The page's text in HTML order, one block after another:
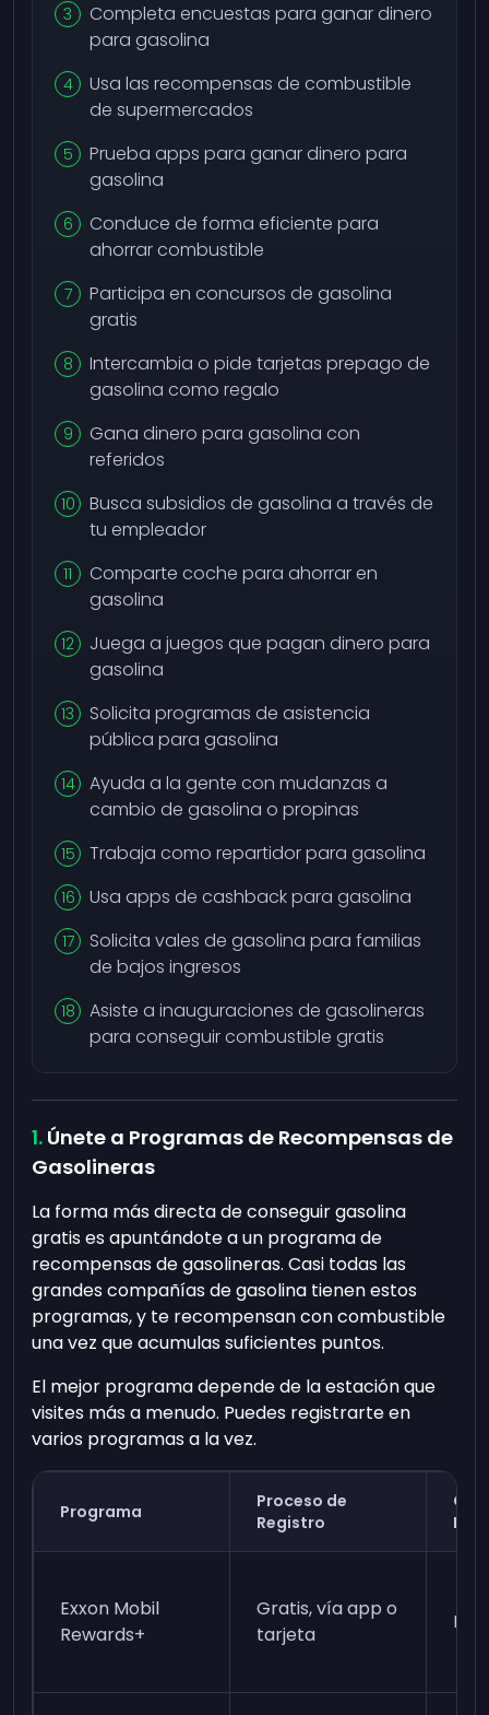
Completa encuestas para ganar dinero
para gasolina
Usa las recompensas de combustible
de supermercados
Prueba apps para ganar dinero para
gasolina
Conduce de forma eficiente para
ahorrar combustible
Participa en concursos de gasolina
gratis
Intercambia o pide tarjetas prepago de
gasolina como regalo
Gana dinero para gasolina con
referidos
Busca subsidios de gasolina a través de
tu empleador
Comparte coche para ahorrar en
gasolina
Juega a juegos que pagan dinero para
gasolina
Solicita programas de asistencia
pública para gasolina
Ayuda a la gente con mudanzas a
cambio de gasolina o propinas
Trabaja como repartidor para gasolina
Usa apps de cashback para gasolina
Solicita vales de gasolina para familias
de bajos ingresos
Asiste a inauguraciones de gasolineras
para conseguir combustible gratis
Únete a Programas de Recompensas de
Gasolineras
La forma más directa de conseguir gasolina
gratis es apuntándote a un programa de
recompensas de gasolineras. Casi todas las
grandes compañías de gasolina tienen estos
programas, y te recompensan con combustible
una vez que acumulas suficientes puntos.
El mejor programa depende de la estación que
visites más a menudo. Puedes registrarte en
varios programas a la vez.
Programa
Proceso de
Registro
Exxon Mobil
Rewards+
Gratis, vía app o
tarjeta